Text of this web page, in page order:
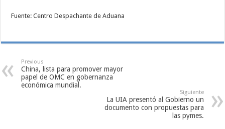
Fuente: Centro Despachante de Aduana
Previous
China, lista para promover mayor
papel de OMC en gobernanza
económica mundial.
Siguiente
La UIA presentó al Gobierno un
documento con propuestas para
las pymes.